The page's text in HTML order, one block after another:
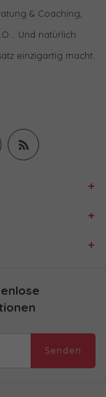
& Coaching,
Und natürlich
einzigartig macht.
Senden